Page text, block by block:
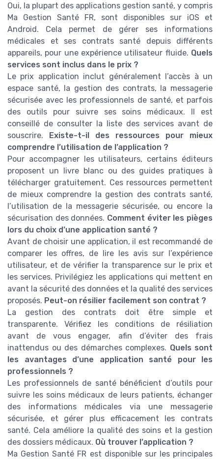
Oui, la plupart des applications gestion santé, y compris
Ma Gestion Santé FR, sont disponibles sur iOS et
Android. Cela permet de gérer ses informations
médicales et ses contrats santé depuis différents
appareils, pour une expérience utilisateur fluide. Quels
services sont inclus dans le prix ?
Le prix application inclut généralement l’accès à un
espace santé, la gestion des contrats, la messagerie
sécurisée avec les professionnels de santé, et parfois
des outils pour suivre ses soins médicaux. Il est
conseillé de consulter la liste des services avant de
souscrire. Existe-t-il des ressources pour mieux
comprendre l’utilisation de l’application ?
Pour accompagner les utilisateurs, certains éditeurs
proposent un livre blanc ou des guides pratiques à
télécharger gratuitement. Ces ressources permettent
de mieux comprendre la gestion des contrats santé,
l’utilisation de la messagerie sécurisée, ou encore la
sécurisation des données. Comment éviter les pièges
lors du choix d’une application santé ?
Avant de choisir une application, il est recommandé de
comparer les offres, de lire les avis sur l’expérience
utilisateur, et de vérifier la transparence sur le prix et
les services. Privilégiez les applications qui mettent en
avant la sécurité des données et la qualité des services
proposés. Peut-on résilier facilement son contrat ?
La gestion des contrats doit être simple et
transparente. Vérifiez les conditions de résiliation
avant de vous engager, afin d’éviter des frais
inattendus ou des démarches complexes. Quels sont
les avantages d’une application santé pour les
professionnels ?
Les professionnels de santé bénéficient d’outils pour
suivre les soins médicaux de leurs patients, échanger
des informations médicales via une messagerie
sécurisée, et gérer plus efficacement les contrats
santé. Cela améliore la qualité des soins et la gestion
des dossiers médicaux. Où trouver l’application ?
Ma Gestion Santé FR est disponible sur les principales